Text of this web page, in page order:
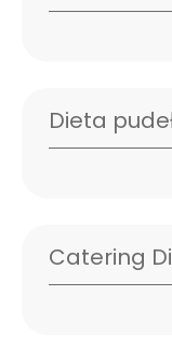
Dieta
Catering